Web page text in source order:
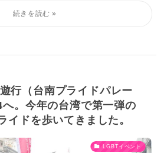
行（台南プライドパレー
へ。今年の台湾で第一弾の
イドを歩いてきました。
LGBTイベント